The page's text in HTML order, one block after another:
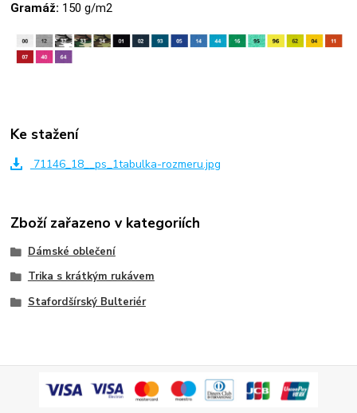
Gramáž: 150 g/m2
Ke stažení
71146_18__ps_1tabulka-rozmeru.jpg
Zboží zařazeno v kategoriích
Dámské oblečení
Trika s krátkým rukávem
Stafordšírský Bulteriér